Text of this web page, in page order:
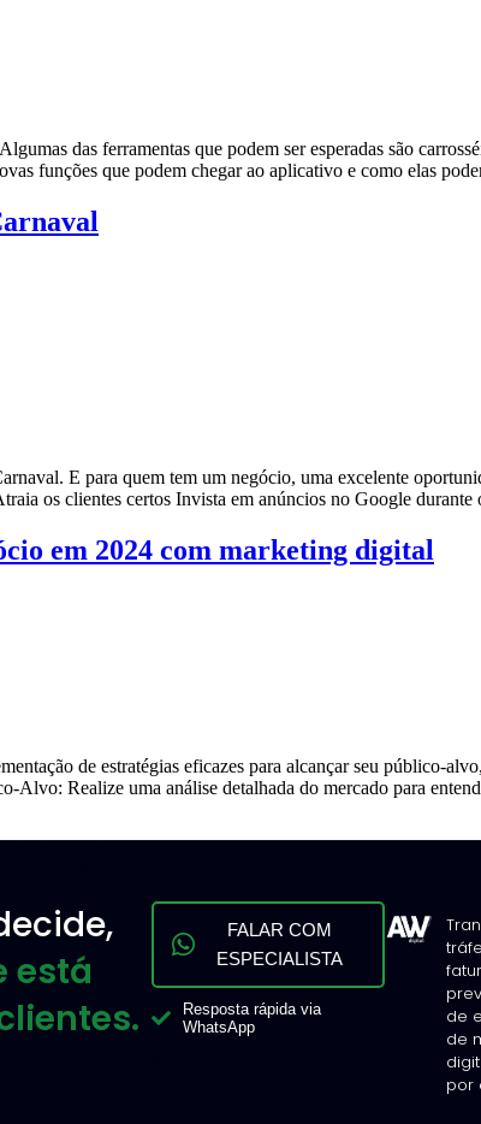
das ferramentas que podem ser esperadas são
funções que podem chegar ao aplicativo e como elas
E para quem tem um negócio, uma excelente
os clientes certos Invista em anúncios no Google
em 2024 com marketing digital
de estratégias eficazes para alcançar seu público-
Alvo: Realize uma análise detalhada do mercado para
está
FALAR COM
ESPECIALISTA
Resposta rápida via
WhatsApp
de
de
por